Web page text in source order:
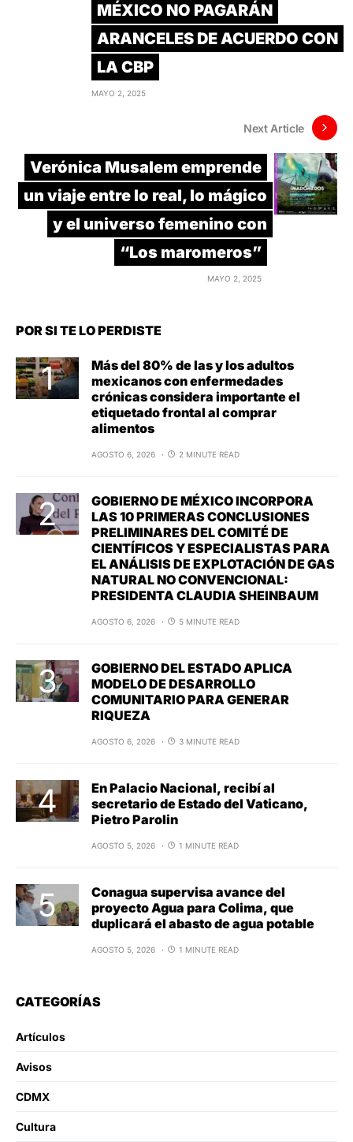
MÉXICO NO PAGARÁN
ARANCELES DE ACUERDO CON
LA CBP
MAYO 2, 2025
Next Article
Verónica Musalem emprende
un viaje entre lo real, lo mágico
y el universo femenino con
“Los maromeros”
MAYO 2, 2025
POR SI TE LO PERDISTE
Más del 80% de las y los adultos
mexicanos con enfermedades
crónicas considera importante el
etiquetado frontal al comprar
alimentos
AGOSTO 6, 2026 2 MINUTE READ
GOBIERNO DE MÉXICO INCORPORA
LAS 10 PRIMERAS CONCLUSIONES
PRELIMINARES DEL COMITÉ DE
CIENTÍFICOS Y ESPECIALISTAS PARA
EL ANÁLISIS DE EXPLOTACIÓN DE GAS
NATURAL NO CONVENCIONAL:
PRESIDENTA CLAUDIA SHEINBAUM
AGOSTO 6, 2026 5 MINUTE READ
GOBIERNO DEL ESTADO APLICA
MODELO DE DESARROLLO
COMUNITARIO PARA GENERAR
RIQUEZA
AGOSTO 6, 2026 3 MINUTE READ
En Palacio Nacional, recibí al
secretario de Estado del Vaticano,
Pietro Parolin
AGOSTO 5, 2026 1 MINUTE READ
Conagua supervisa avance del
proyecto Agua para Colima, que
duplicará el abasto de agua potable
AGOSTO 5, 2026 1 MINUTE READ
CATEGORÍAS
Artículos
Avisos
CDMX
Cultura